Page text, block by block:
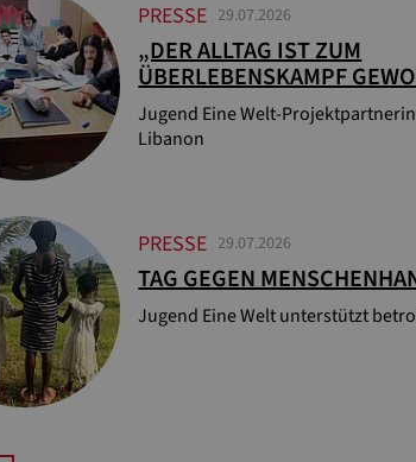
PRESSE 29.07.2026
„DER ALLTAG IST ZUM
ÜBERLEBENSKAMPF
Jugend Eine Welt-
Libanon
PRESSE 29.07.2026
TAG GEGEN
Jugend Eine Welt unterstützt